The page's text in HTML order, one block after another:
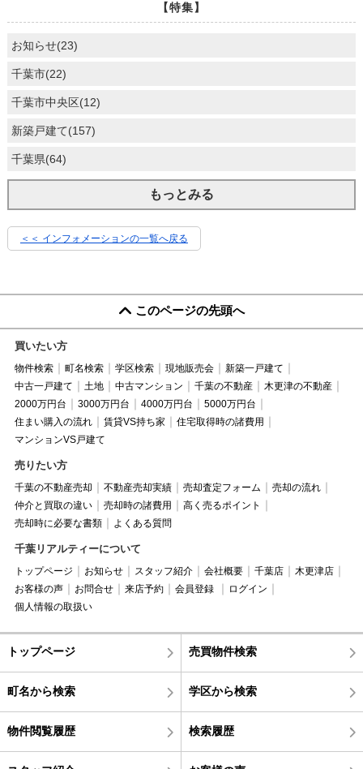
【特集】
お知らせ(23)
千葉市(22)
千葉市中央区(12)
新築戸建て(157)
千葉県(64)
もっとみる
＜＜ インフォメーションの一覧へ戻る
このページの先頭へ
買いたい方
物件検索 町名検索 学区検索 現地販売会
新築一戸建て
中古一戸建て
土地 中古マンション 千葉の不動産
木更津の不動産
2000万円台
3000万円台 4000万円台
5000万円台
住まい購入の流れ
賃貸VS持ち家
住宅取得時の諸費用
マンションVS戸建て
売りたい方
千葉の不動産売却 不動産売却実績 売却査定フォーム
売却の流れ
仲介と買取の違い
売却時の諸費用
高く売るポイント
売却時に必要な書類
よくある質問
千葉リアルティーについて
トップページ お知らせ スタッフ紹介 会社概要 千葉店
木更津店
お客様の声
お問合せ 来店予約 会員登録
ログイン
個人情報の取扱い
トップページ 売買物件検索
町名から検索 学区から検索
物件閲覧履歴 検索履歴